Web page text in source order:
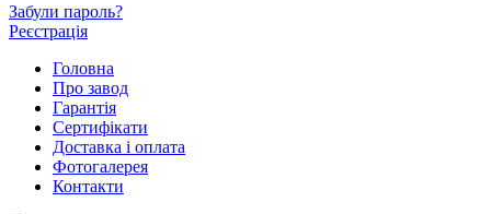
Забули пароль?
Реєстрація
Головна
Про завод
Гарантія
Сертифікати
Доставка і оплата
Фотогалерея
Контакти